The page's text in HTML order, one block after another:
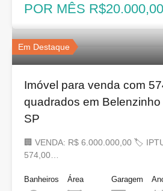
POR MÊS R$20.000,00
Em Destaque
Imóvel para venda com
quadrados em
SP
🏢 VENDA: R$ 6.000.000,00 🏷
574,00…
Banheiros
Área
Garagem